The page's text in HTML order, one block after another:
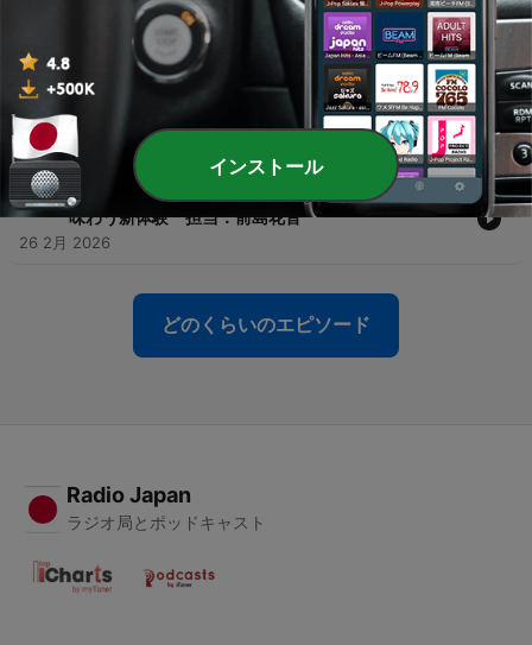
#265 戦後80年・・・ドイツ・ポーランドを訪ね
て 担当：遠藤竜也
12 3月 2026
269
#264 戦略見直しか？活性化か？EV市場の今後
担当：畑中秀哉
05 3月 2026
268 - #263 ポケモンの世界へ！ポケパーク カントーで
味わう新体験 担当：前島花音
26 2月 2026
どのくらいのエピソード
Radio Japan
ラジオ局とポッドキャスト
インストール